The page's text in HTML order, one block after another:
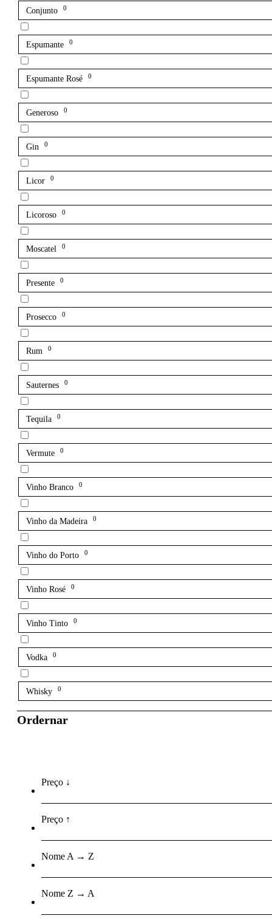
Conjunto 0
Espumante 0
Espumante Rosé 0
Generoso 0
Gin 0
Licor 0
Licoroso 0
Moscatel 0
Presente 0
Prosecco 0
Rum 0
Sauternes 0
Tequila 0
Vermute 0
Vinho Branco 0
Vinho da Madeira 0
Vinho do Porto 0
Vinho Rosé 0
Vinho Tinto 0
Vodka 0
Whisky 0
Ordernar
Preço ↓
Preço ↑
Nome A → Z
Nome Z → A